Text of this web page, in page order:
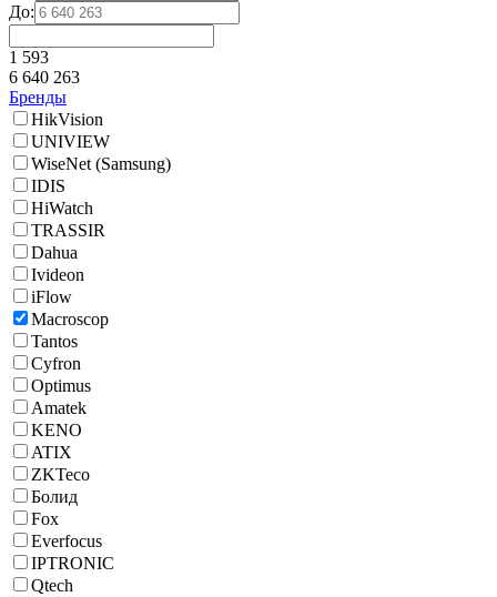
До:
1 593
6 640 263
Бренды
HikVision
UNIVIEW
WiseNet (Samsung)
IDIS
HiWatch
TRASSIR
Dahua
Ivideon
iFlow
Macroscop
Tantos
Cyfron
Optimus
Amatek
KENO
ATIX
ZKTeco
Болид
Fox
Everfocus
IPTRONIC
Qtech